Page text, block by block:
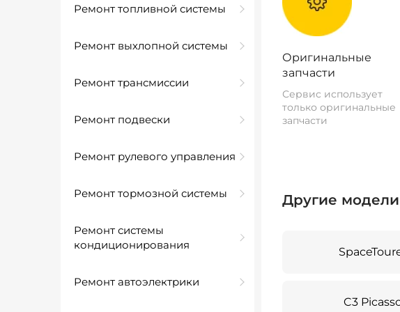
Ремонт топливной системы
Ремонт выхлопной системы
Ремонт трансмиссии
Ремонт подвески
Ремонт рулевого управления
Ремонт тормозной системы
Ремонт системы
кондиционирования
Ремонт автоэлектрики
Оригинальные
запчасти
Сервис использует
только оригинальные
запчасти
Другие модели
C3